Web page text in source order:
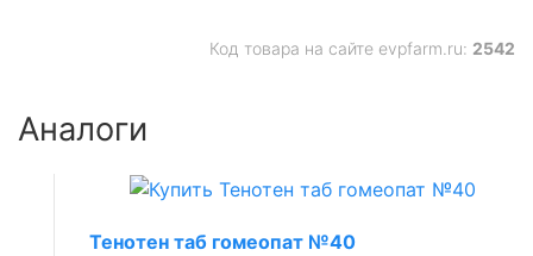
Код товара на сайте evpfarm.ru: 2542
Аналоги
Тенотен таб гомеопат №40